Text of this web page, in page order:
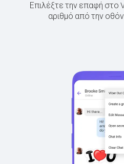
Επιλέξτε την επαφή στο
αριθμό από την